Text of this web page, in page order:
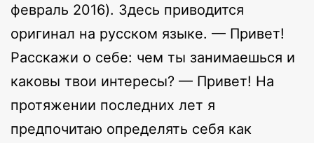
февраль 2016). Здесь приводится
оригинал на русском языке. — Привет!
Расскажи о себе: чем ты занимаешься и
каковы твои интересы? — Привет! На
протяжении последних лет я
предпочитаю определять себя как